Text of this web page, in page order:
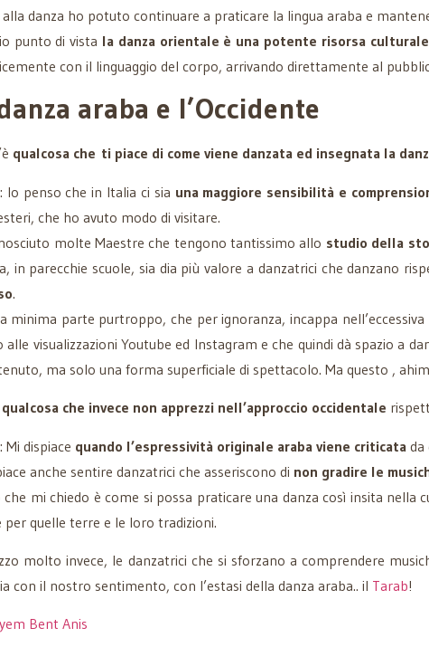
alla danza ho potuto continuare a praticare la lingua araba e
punto di vista la danza orientale è una potente risorsa culturale
con il linguaggio del corpo, arrivando direttamente al
araba e l’Occidente
qualcosa che ti piace di come viene danzata ed insegnata la
: Io penso che in Italia ci sia una maggiore sensibilità e
che ho avuto modo di visitare.
molte Maestre che tengono tantissimo allo studio della
in parecchie scuole, sia dia più valore a danzatrici che danzano
.
minima parte purtroppo, che per ignoranza, incappa
alle visualizzazioni Youtube ed Instagram e che quindi dà spazio a
ma solo una forma superficiale di spettacolo. Ma questo ,
qualcosa che invece non apprezzi nell’approccio occidentale
: Mi dispiace quando l’espressività originale araba viene criticata da
anche sentire danzatrici che asseriscono di non gradire le
che mi chiedo è come si possa praticare una danza così insita
per quelle terre e le loro tradizioni.
molto invece, le danzatrici che si sforzano a comprendere
con il nostro sentimento, con l’estasi della danza araba.. il Tarab!